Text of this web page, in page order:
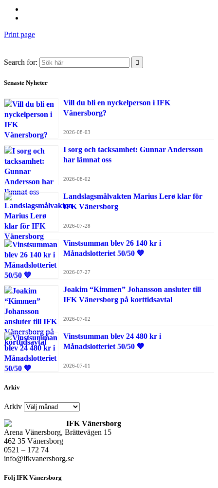
Print page
Search for:
Senaste Nyheter
Vill du bli en nyckelperson i IFK
Vänersborg?
2026-08-03
I sorg och tacksamhet: Gunnar Andersson
har lämnat oss
2026-08-02
Landslagsmålvakten Marius Lerø klar för
IFK Vänersborg
2026-07-28
Vinstsumman blev 26 140 kr i
Månadslotteriet 50/50 💙
2026-07-27
Joakim “Kimmen” Johansson ansluter till
IFK Vänersborg på korttidsavtal
2026-07-02
Vinstsumman blev 24 480 kr i
Månadslotteriet 50/50 💙
2026-07-01
Arkiv
Arkiv
IFK Vänersborg
Arena Vänersborg, Brättevägen 15
462 35 Vänersborg
0521 – 172 74
info@ifkvanersborg.se
Följ IFK Vänersborg